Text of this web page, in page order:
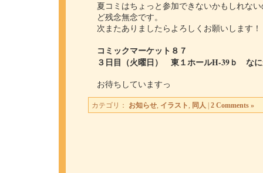
夏コミはちょっと参加できないかもしれな
ど残念無念です。
次またありましたらよろしくお願いします！
コミックマーケット８７
３日目（火曜日） 東１ホールH-39ｂ な
お待ちしていますっ
カテゴリ： お知らせ, イラスト, 同人 2 Comments »